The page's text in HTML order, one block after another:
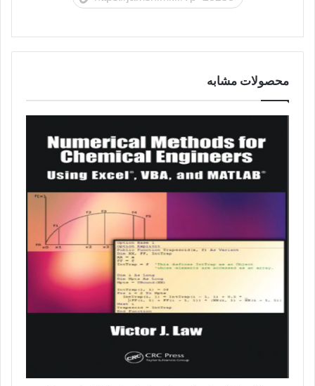
محصولات مشابه